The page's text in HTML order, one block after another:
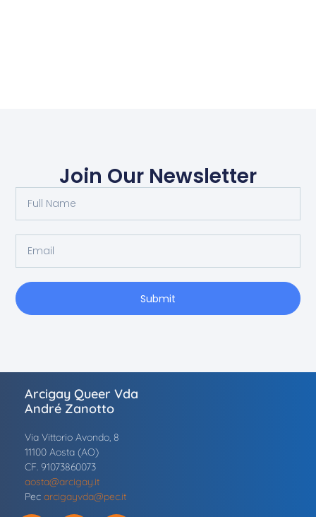
Join Our Newsletter
Submit
Arcigay Queer Vda
André Zanotto
Via Vittorio Avondo, 8
11100 Aosta (AO)
CF. 91073860073
aosta@arcigay.it
Pec arcigayvda@pec.it